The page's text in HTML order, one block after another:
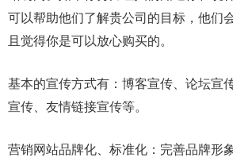
可以帮助他们了解贵公司的目标，他们
且觉得你是可以放心购买的。
基本的宣传方式有：博客宣传、论坛宣
宣传、友情链接宣传等。
营销网站品牌化、标准化：完善品牌形